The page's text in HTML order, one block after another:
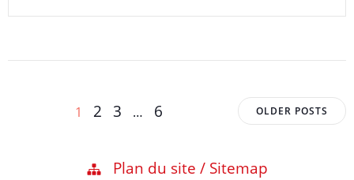
Page
1 Page
2 Page
3 … Page
6
Posts
navigation
OLDER POSTS
Plan du site / Sitemap